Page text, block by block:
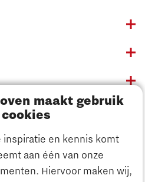
maakt gebruik
inspiratie en kennis komt
aan één van onze
Hiervoor maken wij,